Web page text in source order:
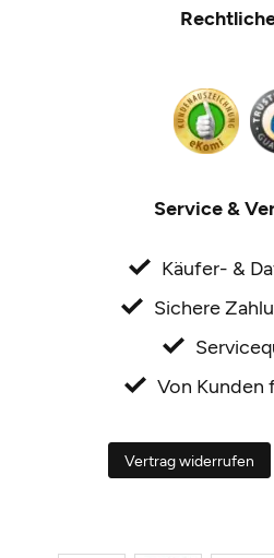
Service &
Käufer- &
Sichere
Von Kunden
Vertrag widerrufen